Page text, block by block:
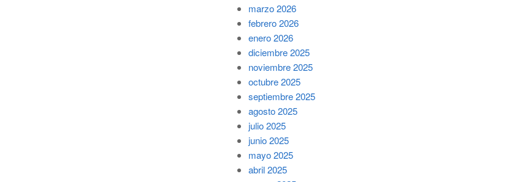
marzo 2026
febrero 2026
enero 2026
diciembre 2025
noviembre 2025
octubre 2025
septiembre 2025
agosto 2025
julio 2025
junio 2025
mayo 2025
abril 2025